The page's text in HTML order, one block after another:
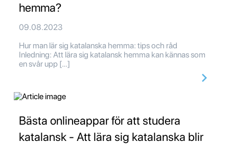
hemma?
09.08.2023
Hur man lär sig katalanska hemma: tips och råd
Inledning: Att lära sig katalansk hemma kan kännas som
en svår upp […]
Bästa onlineappar för att studera
katalansk - Att lära sig katalanska blir